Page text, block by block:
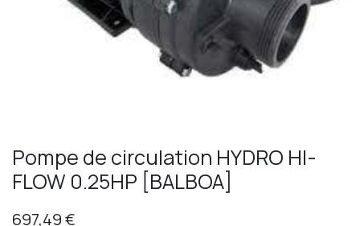
Pompe de circulation HYDRO HI-
FLOW 0.25HP [BALBOA]
697,49€